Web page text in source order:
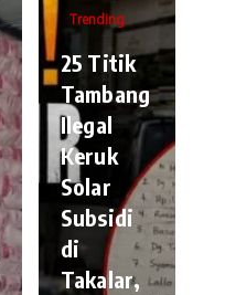
Trending
25 Titik
Tambang
Ilegal
Keruk
Solar
Subsidi
di
Takalar,